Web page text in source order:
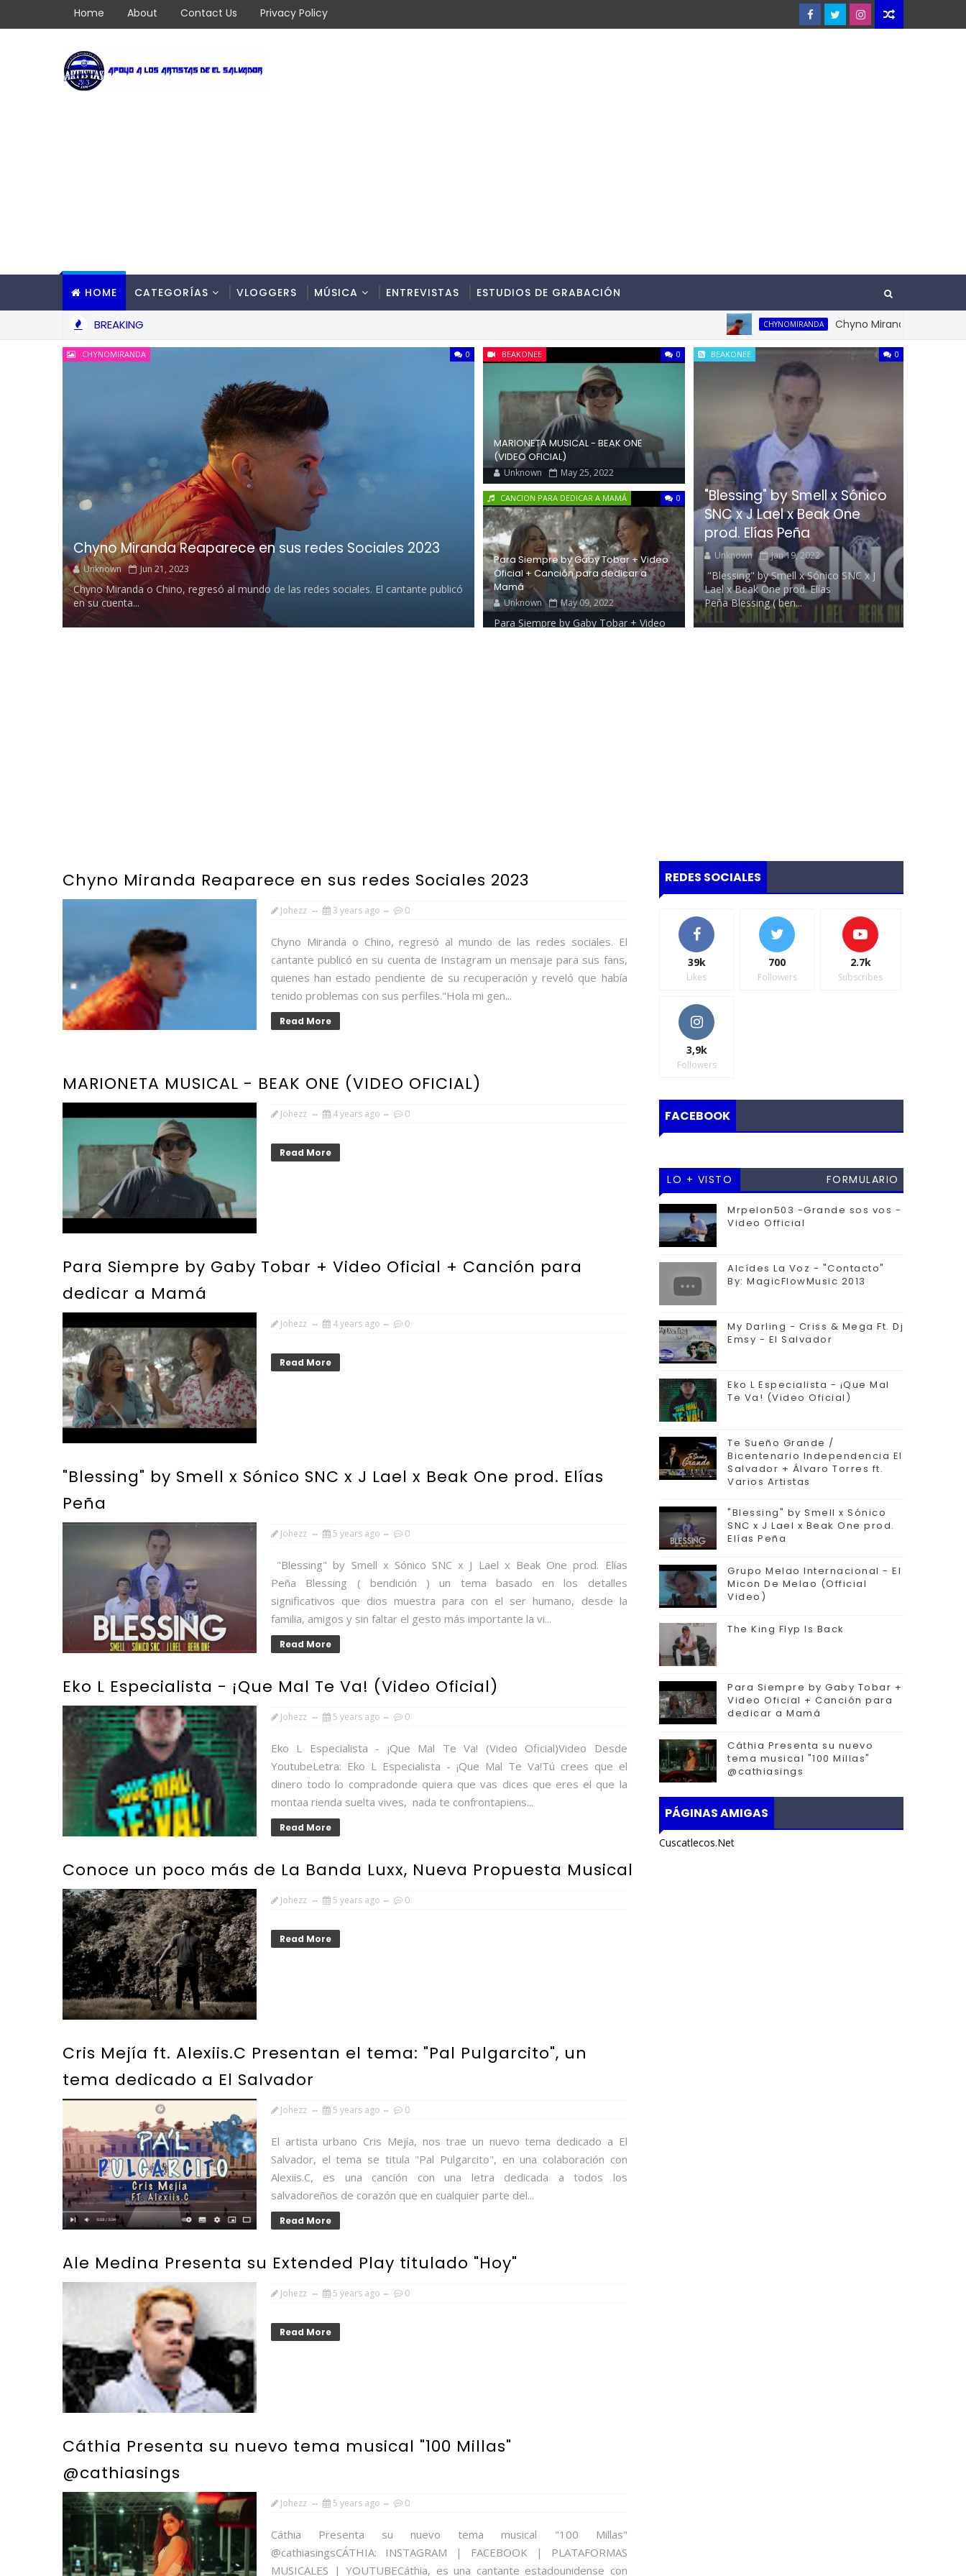
Home About Contact Us Privacy Policy
HOME CATEGORÍAS VLOGGERS MÚSICA ENTREVISTAS ESTUDIOS DE GRABACIÓN
BREAKING CHYNOMIRANDA Chyno Miranda Reaparece en sus
CHYNOMIRANDA 0
Chyno Miranda Reaparece en sus redes Sociales 2023
Unknown Jun 21, 2023
Chyno Miranda o Chino, regresó al mundo de las redes sociales. El cantante publicó
en su cuenta...
BEAKONEE 0
MARIONETA MUSICAL - BEAK ONE
(VIDEO OFICIAL)
Unknown May 25, 2022
Beak One nos deja el siguiente
mensaje en la descripción del video:"
Romanos 12:2No os conforméis a ...
CANCION PARA DEDICAR A MAMÁ 0
Para Siempre by Gaby Tobar + Video
Oficial + Canción para dedicar a
Mamá
Unknown May 09, 2022
Para Siempre by Gaby Tobar + Video
BEAKONEE 0
"Blessing" by Smell x Sónico
SNC x J Lael x Beak One
prod. Elías Peña
Unknown Jan 19, 2022
"Blessing" by Smell x Sónico SNC x J
Lael x Beak One prod. Elías
Peña Blessing ( ben...
Chyno Miranda Reaparece en sus redes Sociales 2023
Johezz 3 years ago 0
Chyno Miranda o Chino, regresó al mundo de las redes sociales. El
cantante publicó en su cuenta de Instagram un mensaje para sus fans,
quienes han estado pendiente de su recuperación y reveló que había
tenido problemas con sus perfiles."Hola mi gen...
Read More
MARIONETA MUSICAL - BEAK ONE (VIDEO OFICIAL)
Johezz 4 years ago 0
Read More
Para Siempre by Gaby Tobar + Video Oficial + Canción para
dedicar a Mamá
Johezz 4 years ago 0
Read More
"Blessing" by Smell x Sónico SNC x J Lael x Beak One prod. Elías
Peña
Johezz 5 years ago 0
"Blessing" by Smell x Sónico SNC x J Lael x Beak One prod. Elías
Peña Blessing ( bendición ) un tema basado en los detalles
significativos que dios muestra para con el ser humano, desde la
familia, amigos y sin faltar el gesto más importante la vi...
Read More
Eko L Especialista - ¡Que Mal Te Va! (Video Oficial)
Johezz 5 years ago 0
Eko L Especialista - ¡Que Mal Te Va! (Video Oficial)Video Desde
YoutubeLetra: Eko L Especialista - ¡Que Mal Te Va!Tú crees que el
dinero todo lo compradonde quiera que vas dices que eres el que la
montaa rienda suelta vives, nada te confrontapiens...
Read More
Conoce un poco más de La Banda Luxx, Nueva Propuesta Musical
Johezz 5 years ago 0
Read More
Cris Mejía ft. Alexiis.C Presentan el tema: "Pal Pulgarcito", un
tema dedicado a El Salvador
Johezz 5 years ago 0
El artista urbano Cris Mejía, nos trae un nuevo tema dedicado a El
Salvador, el tema se titula "Pal Pulgarcito", en una colaboración con
Alexiis.C, es una canción con una letra dedicada a todos los
salvadoreños de corazón que en cualquier parte del...
Read More
Ale Medina Presenta su Extended Play titulado "Hoy"
Johezz 5 years ago 0
Read More
Cáthia Presenta su nuevo tema musical "100 Millas"
@cathiasings
Johezz 5 years ago 0
Cáthia Presenta su nuevo tema musical "100 Millas"
@cathiasingsCÁTHIA: INSTAGRAM | FACEBOOK | PLATAFORMAS
MUSICALES | YOUTUBECáthia, es una cantante estadounidense con
REDES SOCIALES
39k
Likes
700
Followers
2.7k
Subscribes
3,9k
Followers
FACEBOOK
LO + VISTO
FORMULARIO
Mrpelon503 -Grande sos vos -
Video Official
Alcídes La Voz - "Contacto"
By: MagicFlowMusic 2013
My Darling - Criss & Mega Ft. Dj
Emsy - El Salvador
Eko L Especialista - ¡Que Mal
Te Va! (Video Oficial)
Te Sueño Grande /
Bicentenario Independencia El
Salvador + Álvaro Torres ft.
Varios Artistas
"Blessing" by Smell x Sónico
SNC x J Lael x Beak One prod.
Elías Peña
Grupo Melao Internacional - El
Micon De Melao (Official
Video)
The King Flyp Is Back
Para Siempre by Gaby Tobar +
Video Oficial + Canción para
dedicar a Mamá
Cáthia Presenta su nuevo
tema musical "100 Millas"
@cathiasings
PÁGINAS AMIGAS
Cuscatlecos.Net